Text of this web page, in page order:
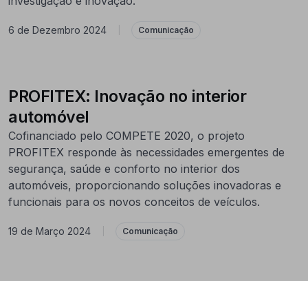
6 de Dezembro 2024 Comunicação
PROFITEX: Inovação no interior
automóvel
Cofinanciado pelo COMPETE 2020, o projeto
PROFITEX responde às necessidades emergentes de
segurança, saúde e conforto no interior dos
automóveis, proporcionando soluções inovadoras e
funcionais para os novos conceitos de veículos.
19 de Março 2024 Comunicação